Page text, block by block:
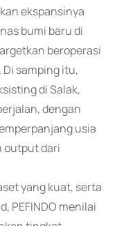
ekspansinya
bumi baru di
beroperasi
samping itu,
di Salak,
dengan
usia
output dari
yang kuat, serta
PEFINDO menilai